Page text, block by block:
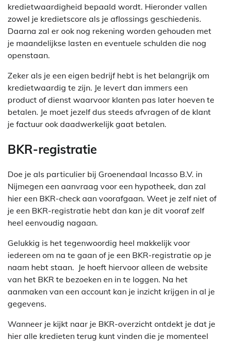
kredietwaardigheid bepaald wordt. Hieronder vallen
zowel je kredietscore als je aflossings geschiedenis.
Daarna zal er ook nog rekening worden gehouden met
je maandelijkse lasten en eventuele schulden die nog
openstaan.
Zeker als je een eigen bedrijf hebt is het belangrijk om
kredietwaardig te zijn. Je levert dan immers een
product of dienst waarvoor klanten pas later hoeven te
betalen. Je moet jezelf dus steeds afvragen of de klant
je factuur ook daadwerkelijk gaat betalen.
BKR-registratie
Doe je als particulier bij Groenendaal Incasso B.V. in
Nijmegen een aanvraag voor een hypotheek, dan zal
hier een BKR-check aan voorafgaan. Weet je zelf niet of
je een BKR-registratie hebt dan kan je dit vooraf zelf
heel eenvoudig nagaan.
Gelukkig is het tegenwoordig heel makkelijk voor
iedereen om na te gaan of je een BKR-registratie op je
naam hebt staan. Je hoeft hiervoor alleen de website
van het BKR te bezoeken en in te loggen. Na het
aanmaken van een account kan je inzicht krijgen in al je
gegevens.
Wanneer je kijkt naar je BKR-overzicht ontdekt je dat je
hier alle kredieten terug kunt vinden die je momenteel